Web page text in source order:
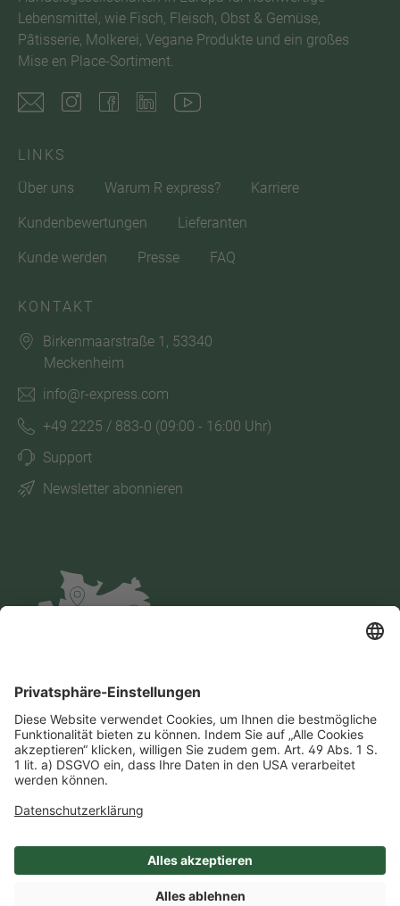
Lebensmittel, wie Fisch, Fleisch, Obst & Gemüse,
Pâtisserie, Molkerei, Vegane Produkte und ein großes
Mise en Place-Sortiment.
LINKS
Über uns
Warum R express? Karriere
Kundenbewertungen Lieferanten
Kunde werden Presse FAQ
KONTAKT
Birkenmaarstraße 1, 53340
Meckenheim
info@r-express.com
+49 2225 / 883-0 (09:00 - 16:00 Uhr)
Support
Newsletter abonnieren
Impressum Datenschutz
AGB
Cookie-Einstellungen
Compliance